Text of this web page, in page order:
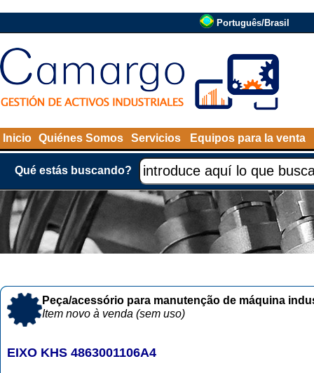
Português/Brasil
Inicio Quiénes Somos Servicios Equipos para la venta
Qué estás buscando?
Peça/acessório para manutenção de máquina
Item novo à venda (sem uso)
EIXO KHS 4863001106A4